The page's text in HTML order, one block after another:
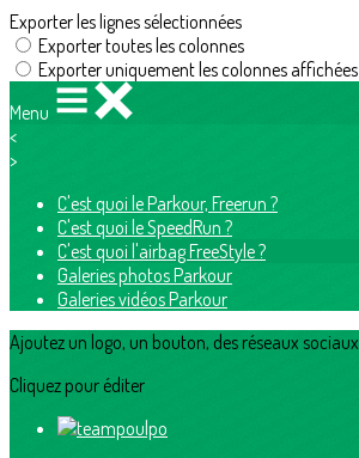
Exporter les lignes sélectionnées
Exporter toutes les colonnes
Exporter uniquement les colonnes affichées
Menu
<
>
C'est quoi le Parkour, Freerun ?
C'est quoi le SpeedRun ?
C'est quoi l'airbag FreeStyle ?
Galeries photos Parkour
Galeries vidéos Parkour
Ajoutez un logo, un bouton, des réseaux sociaux
Cliquez pour éditer